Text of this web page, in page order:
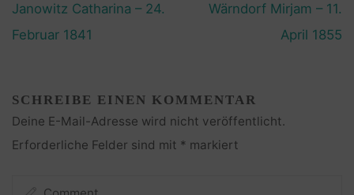
Janowitz Catharina – 24.
Februar 1841
Wärndorf Mirjam – 11.
April 1855
SCHREIBE EINEN KOMMENTAR
Deine E-Mail-Adresse wird nicht veröffentlicht.
Erforderliche Felder sind mit * markiert